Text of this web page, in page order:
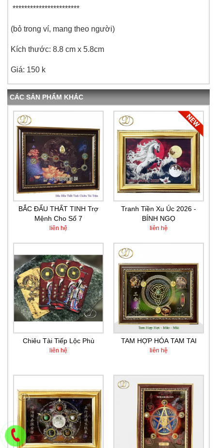
***********************
(bỏ trong ví, mang theo người)
Kích thước: 8.8 cm x 5.8cm
Giá: 150 k
CÁC SẢN PHẨM KHÁC
BẮC ĐẨU THẤT TINH Trợ
Mệnh Cho Số 7
liên hệ
Tranh Tiền Xu Úc 2026 -
BÍNH NGỌ
liên hệ
Chiêu Tài Tiếp Lộc Phù
liên hệ
TAM HỢP HÓA TAM TAI
liên hệ